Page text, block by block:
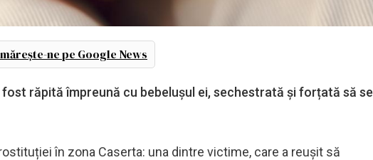
ne pe Google News
răpită împreună cu bebelușul ei, sechestrată și forțată să se
în zona Caserta: una dintre victime, care a reușit să